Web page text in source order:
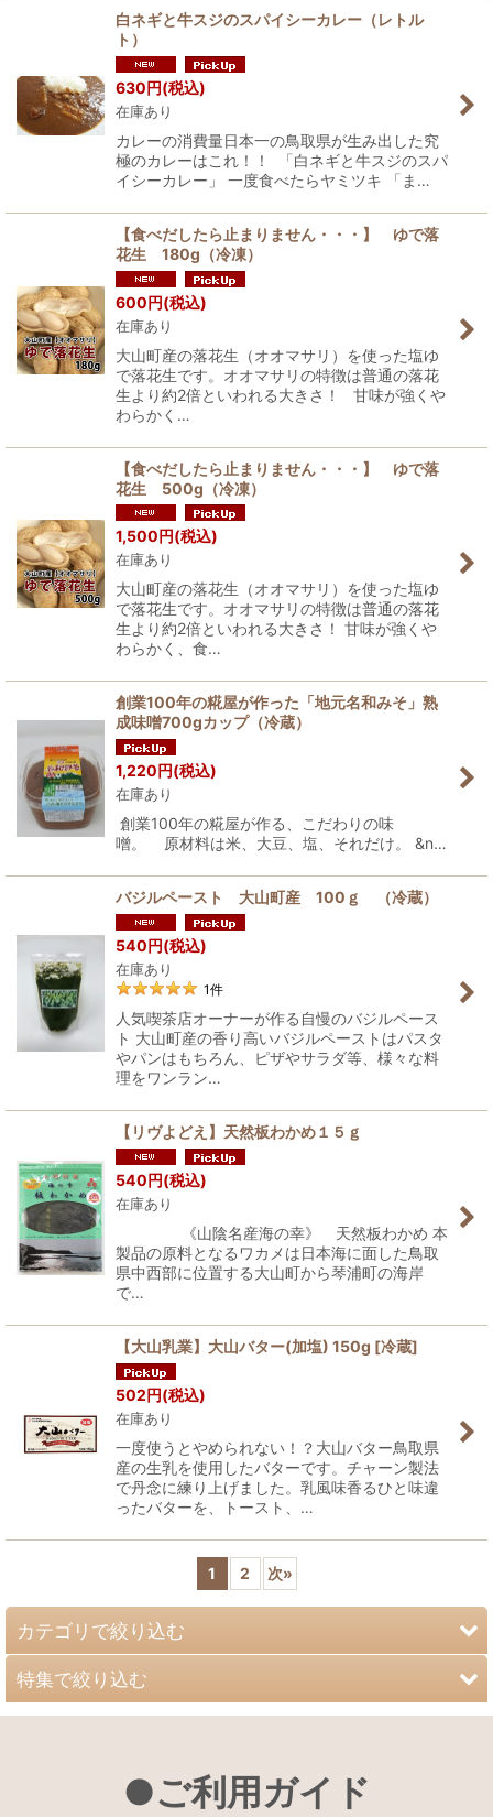
白ネギと牛スジのスパイシーカレー（レトル
ト）
630円(税込)
在庫あり
カレーの消費量日本一の鳥取県が生み出した究
極のカレーはこれ！！ 「白ネギと牛スジのスパ
イシーカレー」 一度食べたらヤミツキ 「ま…
【食べだしたら止まりません・・・】 ゆで落
花生 180g（冷凍）
600円(税込)
在庫あり
大山町産の落花生（オオマサリ）を使った塩ゆ
で落花生です。オオマサリの特徴は普通の落花
生より約2倍といわれる大きさ！ 甘味が強くや
わらかく…
【食べだしたら止まりません・・・】 ゆで落
花生 500g（冷凍）
1,500円(税込)
在庫あり
大山町産の落花生（オオマサリ）を使った塩ゆ
で落花生です。オオマサリの特徴は普通の落花
生より約2倍といわれる大きさ！ 甘味が強くや
わらかく、食…
創業100年の糀屋が作った「地元名和みそ」熟
成味噌700gカップ（冷蔵）
1,220円(税込)
在庫あり
創業100年の糀屋が作る、こだわりの味
噌。 原材料は米、大豆、塩、それだけ。 &n…
バジルペースト 大山町産 100ｇ （冷蔵）
540円(税込)
在庫あり
1件
人気喫茶店オーナーが作る自慢のバジルペース
ト 大山町産の香り高いバジルペーストはパスタ
やパンはもちろん、ピザやサラダ等、様々な料
理をワンラン…
【リヴよどえ】天然板わかめ１５ｇ
540円(税込)
在庫あり
《山陰名産海の幸》 天然板わかめ 本
製品の原料となるワカメは日本海に面した鳥取
県中西部に位置する大山町から琴浦町の海岸
で…
【大山乳業】大山バター(加塩) 150g [冷蔵]
502円(税込)
在庫あり
一度使うとやめられない！？大山バター鳥取県
産の生乳を使用したバターです。チャーン製法
で丹念に練り上げました。乳風味香るひと味違
ったバターを、トースト、…
1 2 次»
カテゴリで絞り込む
大山恵みの里オリジナルギフト
野菜・野菜セット
特集で絞り込む
鳥取県大山町産 梨●ご利用ガイド